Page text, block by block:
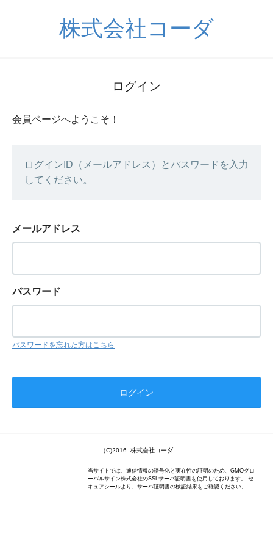
株式会社コーダ
ログイン
会員ページへようこそ！
ログインID（メールアドレス）とパスワードを入力
してください。
メールアドレス
パスワード
パスワードを忘れた方はこちら
（C)2016- 株式会社コーダ
当サイトでは、通信情報の暗号化と実在性の証明のため、GMOグロ
ーバルサイン株式会社のSSLサーバ証明書を使用しております。 セ
キュアシールより、サーバ証明書の検証結果をご確認ください。